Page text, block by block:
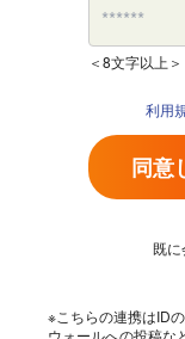
＜8文字以上＞
利用
同意
既に
※こちらの連携はID
ウォールへの投稿な